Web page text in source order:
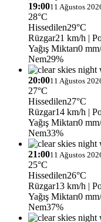
19:0011 Ağustos
28°C
Hissedilen29°C
Rüzgar21 km/h |
Yağış Miktarı0
Nem29%
20:0011 Ağustos
27°C
Hissedilen27°C
Rüzgar14 km/h |
Yağış Miktarı0
Nem33%
21:0011 Ağustos
25°C
Hissedilen26°C
Rüzgar13 km/h |
Yağış Miktarı0
Nem37%